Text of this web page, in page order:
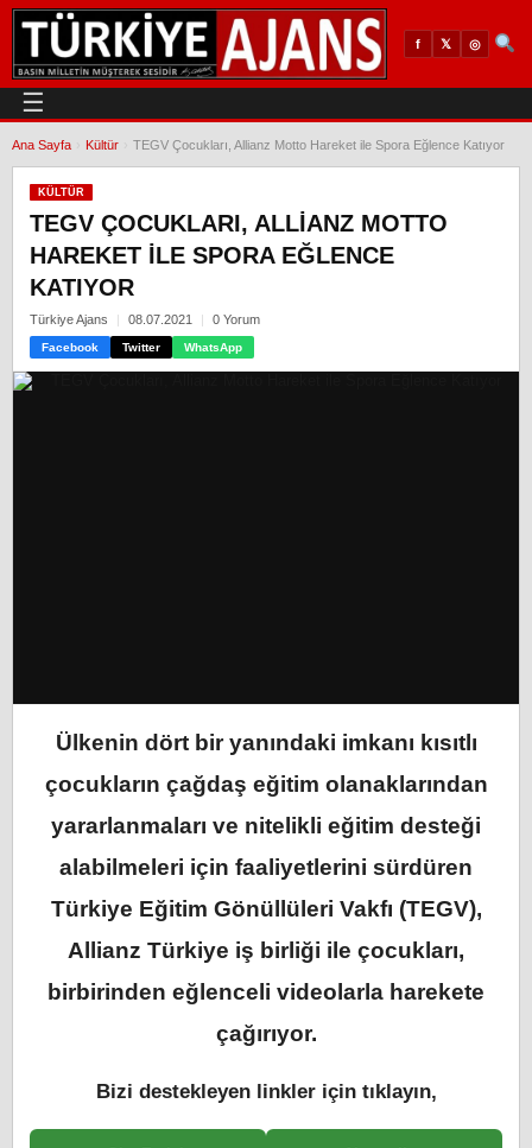
f 𝕏 ◎
☰
Ana Sayfa Kültür TEGV Çocukları, Allianz Motto Hareket ile Spora Eğlence Katıyor
KÜLTÜR
TEGV ÇOCUKLARI, ALLIANZ MOTTO
HAREKET ILE SPORA EĞLENCE
KATIYOR
Türkiye Ajans 08.07.2021 0 Yorum
Facebook Twitter WhatsApp
Ülkenin dört bir yanındaki imkanı kısıtlı
çocukların çağdaş eğitim olanaklarından
yararlanmaları ve nitelikli eğitim desteği
alabilmeleri için faaliyetlerini sürdüren
Türkiye Eğitim Gönüllüleri Vakfı (TEGV),
Allianz Türkiye iş birliği ile çocukları,
birbirinden eğlenceli videolarla harekete
çağırıyor.
Bizi destekleyen linkler için tıklayın,